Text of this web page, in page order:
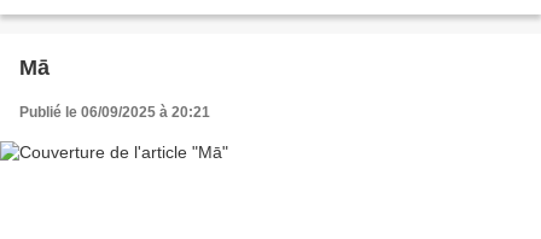
Mā
Publié le 06/09/2025 à 20:21